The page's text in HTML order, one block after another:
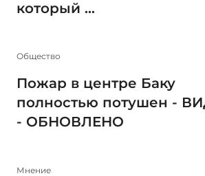
который ...
Общество
Пожар в центре Баку
полностью потушен -
- ОБНОВЛЕНО
Мнение